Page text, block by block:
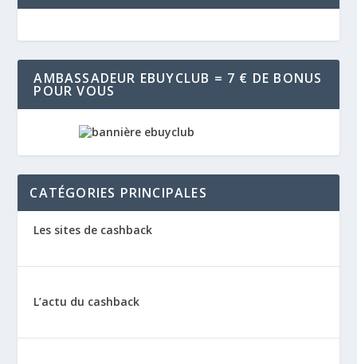
AMBASSADEUR EBUYCLUB = 7 € DE BONUS
POUR VOUS
CATÉGORIES PRINCIPALES
Les sites de cashback
L’actu du cashback